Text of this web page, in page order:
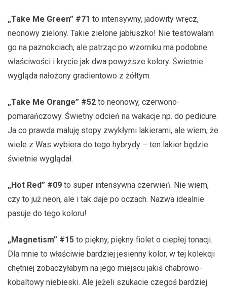
„Take Me Green” #71 to intensywny, jadowity wręcz,
neonowy zielony. Takie zielone jabłuszko! Nie testowałam
go na paznokciach, ale patrząc po wzorniku ma podobne
właściwości i krycie jak dwa powyższe kolory. Świetnie
wygląda nałożony gradientowo z żółtym.
„Take Me Orange” #52 to neonowy, czerwono-
pomarańczowy. Świetny odcień na wakacje np. do pedicure.
Ja co prawda maluję stopy zwykłymi lakierami, ale wiem, że
wiele z Was wybiera do tego hybrydy – ten lakier będzie
świetnie wyglądał.
„Hot Red” #09 to super intensywna czerwień. Nie wiem,
czy to już neon, ale i tak daje po oczach. Nazwa idealnie
pasuje do tego koloru!
„Magnetism” #15 to piękny, piękny fiolet o ciepłej tonacji.
Dla mnie to właściwie bardziej jesienny kolor, w tej kolekcji
chętniej zobaczyłabym na jego miejscu jakiś chabrowo-
kobaltowy niebieski. Ale jeżeli szukacie czegoś bardziej